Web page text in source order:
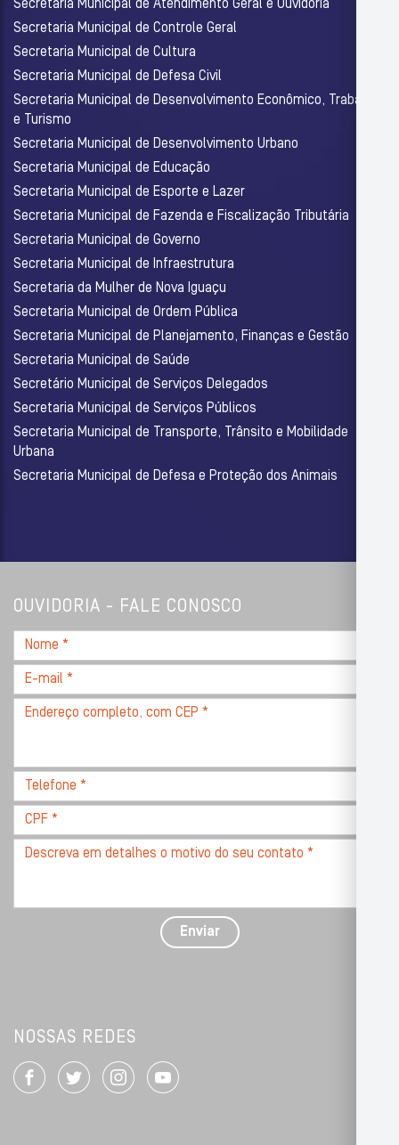
Secretaria Municipal de Atendimento Geral e Ouvidoria
Secretaria Municipal de Controle Geral
Secretaria Municipal de Cultura
Secretaria Municipal de Defesa Civil
Secretaria Municipal de Desenvolvimento Econômico, Trabalho
e Turismo
Secretaria Municipal de Desenvolvimento Urbano
Secretaria Municipal de Educação
Secretaria Municipal de Esporte e Lazer
Secretaria Municipal de Fazenda e Fiscalização Tributária
Secretaria Municipal de Governo
Secretaria Municipal de Infraestrutura
Secretaria da Mulher de Nova Iguaçu
Secretaria Municipal de Ordem Pública
Secretaria Municipal de Planejamento, Finanças e Gestão
Secretaria Municipal de Saúde
Secretário Municipal de Serviços Delegados
Secretaria Municipal de Serviços Públicos
Secretaria Municipal de Transporte, Trânsito e Mobilidade
Urbana
Secretaria Municipal de Defesa e Proteção dos Animais
OUVIDORIA - FALE CONOSCO
Nome
*
E-
mail
Endereço
CEP
Telefone
*
CPF
*
Descreva
com
Enviar
NOSSAS REDES